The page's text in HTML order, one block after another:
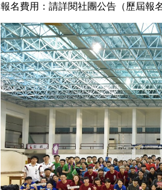
報名費用：請詳閱社團公告（歷屆報